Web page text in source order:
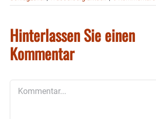
Hinterlassen Sie einen
Kommentar